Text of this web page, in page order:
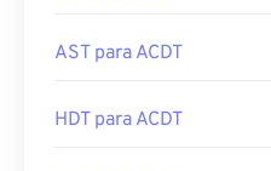
AST para ACDT
HDT para ACDT